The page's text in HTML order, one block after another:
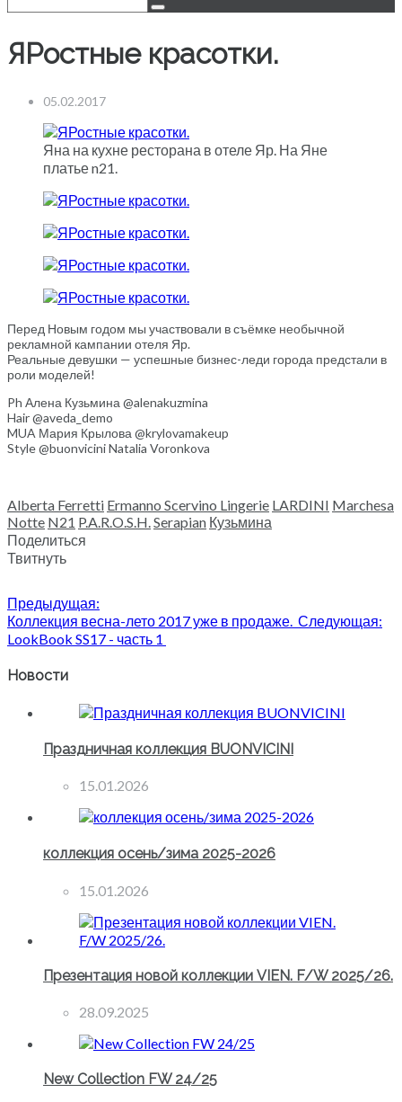
ЯРостные красотки.
05.02.2017
Яна на кухне ресторана в отеле Яр. На Яне
платье n21.
Перед Новым годом мы участвовали в съёмке необычной
рекламной кампании отеля Яр.
Реальные девушки — успешные бизнес-леди города предстали в
роли моделей!
Ph Алена Кузьмина @alenakuzmina
Hair @aveda_demo
MUA Мария Крылова @krylovamakeup
Style @buonvicini Natalia Voronkova
Alberta Ferretti Ermanno Scervino Lingerie LARDINI Marchesa
Notte N21 P.A.R.O.S.H.Serapian Кузьмина
Поделиться
Твитнуть
Предыдущая:
Коллекция весна-лето 2017 уже в продаже. Следующая:
LookBook SS17 - часть 1
Новости
Праздничная коллекция BUONVICINI
15.01.2026
коллекция осень/зима 2025-2026
15.01.2026
Презентация новой коллекции VIEN. F/W 2025/26.
28.09.2025
New Collection FW 24/25